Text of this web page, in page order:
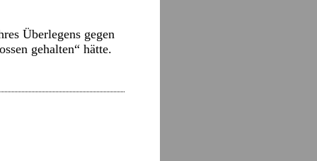
Überlegens gegen
gehalten“ hätte.